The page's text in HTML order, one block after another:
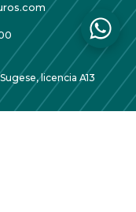
licencia A13